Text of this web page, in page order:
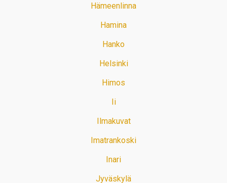
Hämeenlinna
Hamina
Hanko
Helsinki
Himos
Ii
Ilmakuvat
Imatrankoski
Inari
Jyväskylä